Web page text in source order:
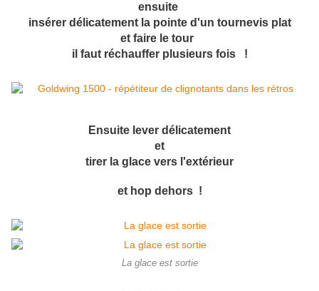
ensuite
insérer délicatement la pointe d'un tournevis plat
et faire le tour
il faut réchauffer plusieurs fois !
Ensuite lever délicatement
et
tirer la glace vers l'extérieur
et hop dehors !
La glace est sortie